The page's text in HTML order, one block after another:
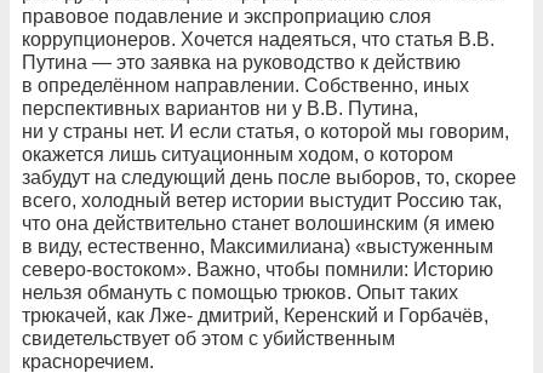
правовое подавление и экспроприацию слоя
коррупционеров. Хочется надеяться, что статья В.В.
Путина — это заявка на руководство к действию
в определённом направлении. Собственно, иных
перспективных вариантов ни у В.В. Путина,
ни у страны нет. И если статья, о которой мы говорим,
окажется лишь ситуационным ходом, о котором
забудут на следующий день после выборов, то, скорее
всего, холодный ветер истории выстудит Россию так,
что она действительно станет волошинским (я имею
в виду, естественно, Максимилиана) «выстуженным
северо-востоком». Важно, чтобы помнили: Историю
нельзя обмануть с помощью трюков. Опыт таких
трюкачей, как Лже- дмитрий, Керенский и Горбачёв,
свидетельствует об этом с убийственным
красноречием.